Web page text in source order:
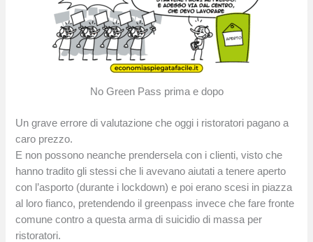
No Green Pass prima e dopo
Un grave errore di valutazione che oggi i ristoratori pagano a
caro prezzo.
E non possono neanche prendersela con i clienti, visto che
hanno tradito gli stessi che li avevano aiutati a tenere aperto
con l’asporto (durante i lockdown) e poi erano scesi in piazza
al loro fianco, pretendendo il greenpass invece che fare fronte
comune contro a questa arma di suicidio di massa per
ristoratori.